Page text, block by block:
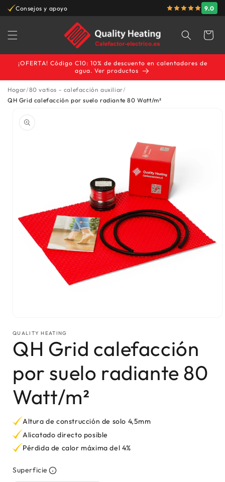
al contenido
Consejos y apoyo Garantía del
9.0
Carrito
¡OFERTA! Código C10: 10% de descuento en calentadores de
agua. Ver productos
Hogar 80 vatios - calefacción auxiliar
QH Grid calefacción por suelo radiante 80 Watt/m²
la información del producto
QUALITY HEATING
QH Grid calefacción
por suelo radiante 80
Watt/m²
Altura de construcción de solo 4,5mm
Alicatado directo posible
Pérdida de calor máxima del 4%
Superficie